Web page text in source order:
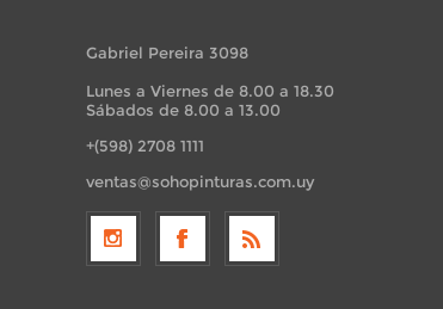
Gabriel Pereira 3098
Lunes a Viernes de 8.00 a 18.30
Sábados de 8.00 a 13.00
+(598) 2708 1111
ventas@sohopinturas.com.uy